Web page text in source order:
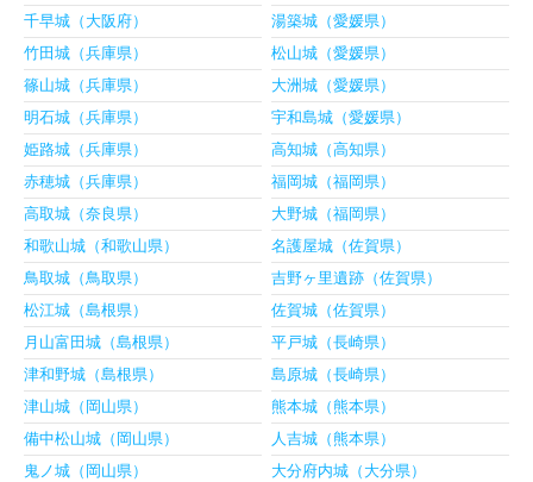
千早城（大阪府）
竹田城（兵庫県）
篠山城（兵庫県）
明石城（兵庫県）
姫路城（兵庫県）
赤穂城（兵庫県）
高取城（奈良県）
和歌山城（和歌山県）
鳥取城（鳥取県）
松江城（島根県）
月山富田城（島根県）
津和野城（島根県）
津山城（岡山県）
備中松山城（岡山県）
鬼ノ城（岡山県）
湯築城（愛媛県）
松山城（愛媛県）
大洲城（愛媛県）
宇和島城（愛媛県）
高知城（高知県）
福岡城（福岡県）
大野城（福岡県）
名護屋城（佐賀県）
吉野ヶ里遺跡（佐賀県）
佐賀城（佐賀県）
平戸城（長崎県）
島原城（長崎県）
熊本城（熊本県）
人吉城（熊本県）
大分府内城（大分県）